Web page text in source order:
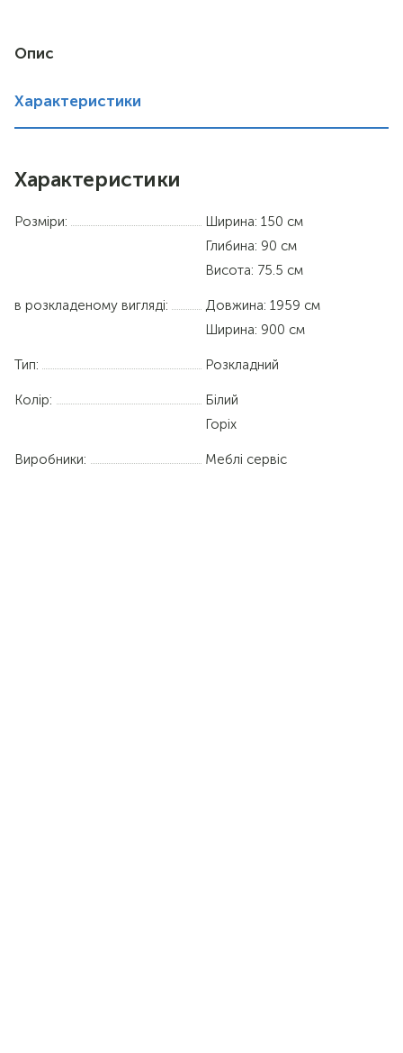
Опис
Характеристики
Характеристики
Розміри:
Ширина: 150 см
Глибина: 90 см
Висота: 75.5 см
в розкладеному вигляді: Довжина: 1959 см
Ширина: 900 см
Тип: Розкладний
Колір:
Білий
Горіх
Виробники: Меблі сервіс